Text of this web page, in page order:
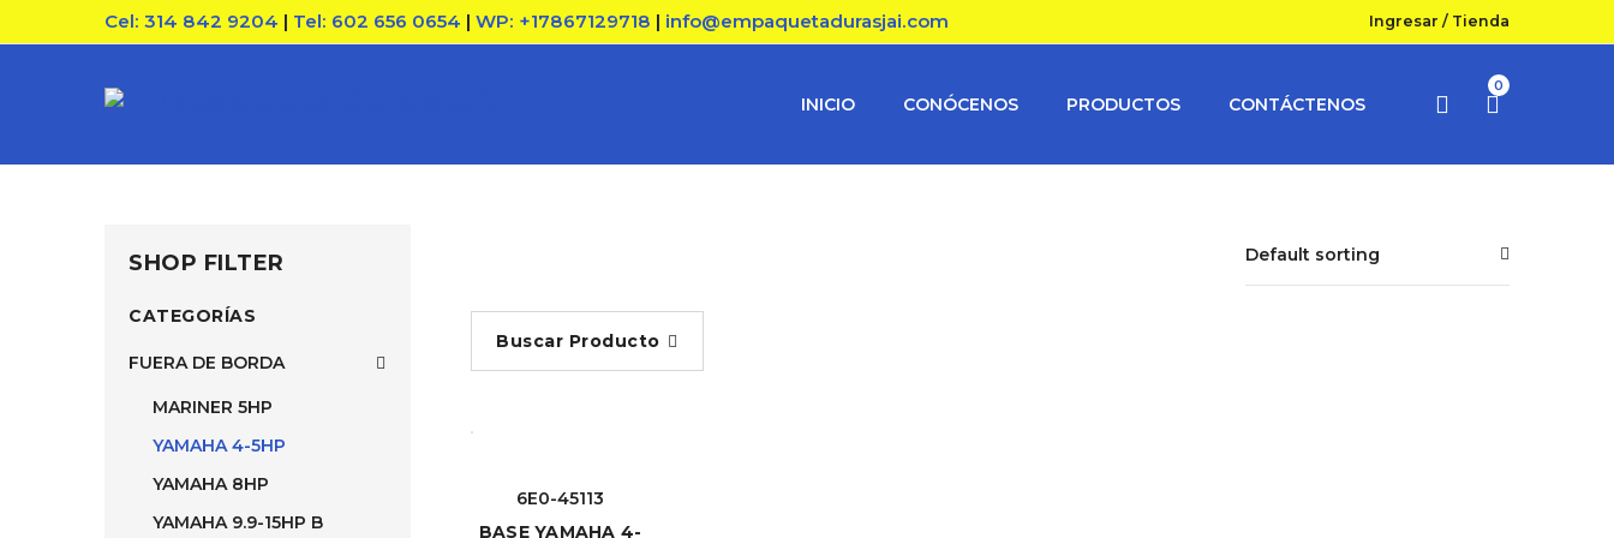
Cel: 314 842 9204 | Tel: 602 656 0654 | WP: +17867129718 | info@empaquetadurasjai.com Ingresar / Tienda
INICIO CONÓCENOS PRODUCTOS CONTÁCTENOS
0
SHOP FILTER
CATEGORÍAS
FUERA DE BORDA
MARINER 5HP
YAMAHA 4-5HP
YAMAHA 8HP
YAMAHA 9.9-15HP B
Default sorting
Buscar Producto
6E0-45113
BASE YAMAHA 4-